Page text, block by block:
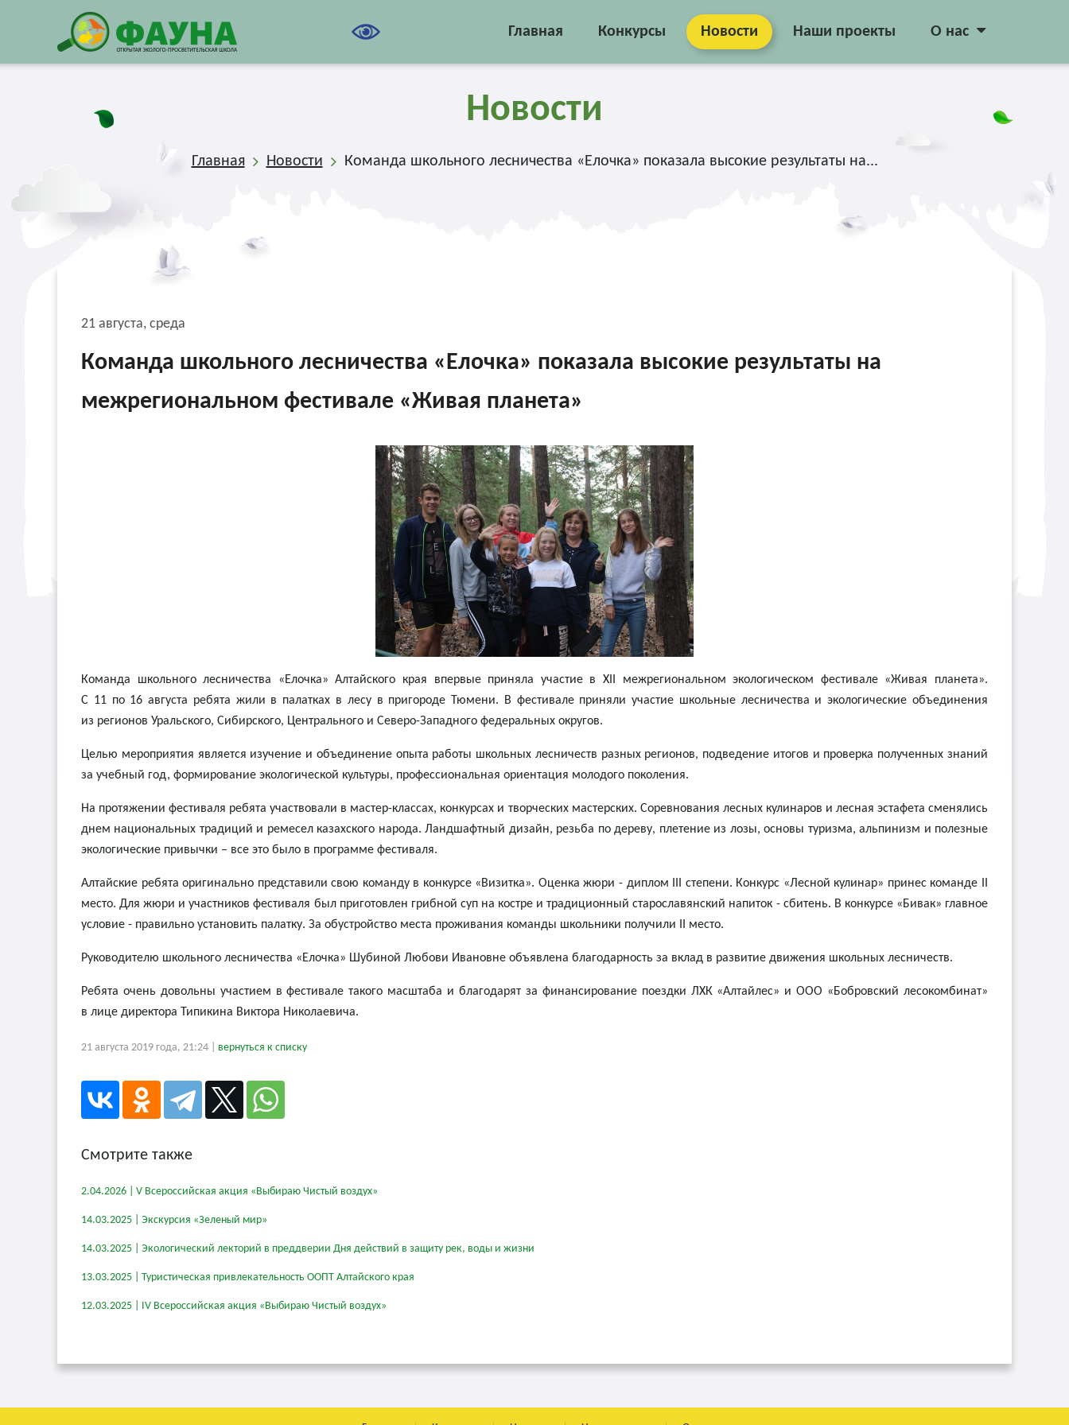
Главная Конкурсы Новости Наши проекты О нас
Новости
Главная Новости Команда школьного лесничества «Елочка» показала высокие результаты на...
21 августа, среда
Команда школьного лесничества «Елочка» показала высокие результаты на
межрегиональном фестивале «Живая планета»
Команда школьного лесничества «Елочка» Алтайского края впервые приняла участие в XII межрегиональном экологическом фестивале «Живая планета».
С 11 по 16 августа ребята жили в палатках в лесу в пригороде Тюмени. В фестивале приняли участие школьные лесничества и экологические объединения
из регионов Уральского, Сибирского, Центрального и Северо-Западного федеральных округов.
Целью мероприятия является изучение и объединение опыта работы школьных лесничеств разных регионов, подведение итогов и проверка полученных знаний
за учебный год, формирование экологической культуры, профессиональная ориентация молодого поколения.
На протяжении фестиваля ребята участвовали в мастер-классах, конкурсах и творческих мастерских. Соревнования лесных кулинаров и лесная эстафета сменялись
днем национальных традиций и ремесел казахского народа. Ландшафтный дизайн, резьба по дереву, плетение из лозы, основы туризма, альпинизм и полезные
экологические привычки – все это было в программе фестиваля.
Алтайские ребята оригинально представили свою команду в конкурсе «Визитка». Оценка жюри - диплом III степени. Конкурс «Лесной кулинар» принес команде II
место. Для жюри и участников фестиваля был приготовлен грибной суп на костре и традиционный старославянский напиток - сбитень. В конкурсе «Бивак» главное
условие - правильно установить палатку. За обустройство места проживания команды школьники получили II место.
Руководителю школьного лесничества «Елочка» Шубиной Любови Ивановне объявлена благодарность за вклад в развитие движения школьных лесничеств.
Ребята очень довольны участием в фестивале такого масштаба и благодарят за финансирование поездки ЛХК «Алтайлес» и ООО «Бобровский лесокомбинат»
в лице директора Типикина Виктора Николаевича.
21 августа 2019 года, 21:24 | вернуться к списку
Смотрите также
2.04.2026 | V Всероссийская акция «Выбираю Чистый воздух»
14.03.2025 | Экскурсия «Зеленый мир»
14.03.2025 | Экологический лекторий в преддверии Дня действий в защиту рек, воды и жизни
13.03.2025 | Туристическая привлекательность ООПТ Алтайского края
12.03.2025 | IV Всероссийская акция «Выбираю Чистый воздух»